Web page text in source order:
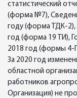
статистический
(форма №7),
году (форма ТДК-2),
год (форма 19 ТИ),
2018 год (формы 4-
За 2020 год
областной
работников
Организация) не